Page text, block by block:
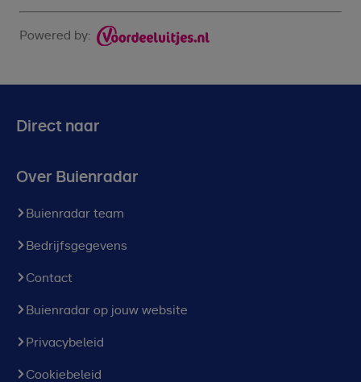
Powered by:
Direct naar
Over Buienradar
Buienradar team
Bedrijfsgegevens
Contact
Buienradar op jouw website
Privacybeleid
Cookiebeleid